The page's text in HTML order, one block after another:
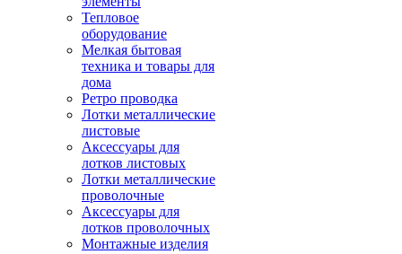
Тепловое
оборудование
Мелкая бытовая
техника и товары для
дома
Ретро проводка
Лотки металлические
листовые
Аксессуары для
лотков листовых
Лотки металлические
проволочные
Аксессуары для
лотков проволочных
Монтажные изделия